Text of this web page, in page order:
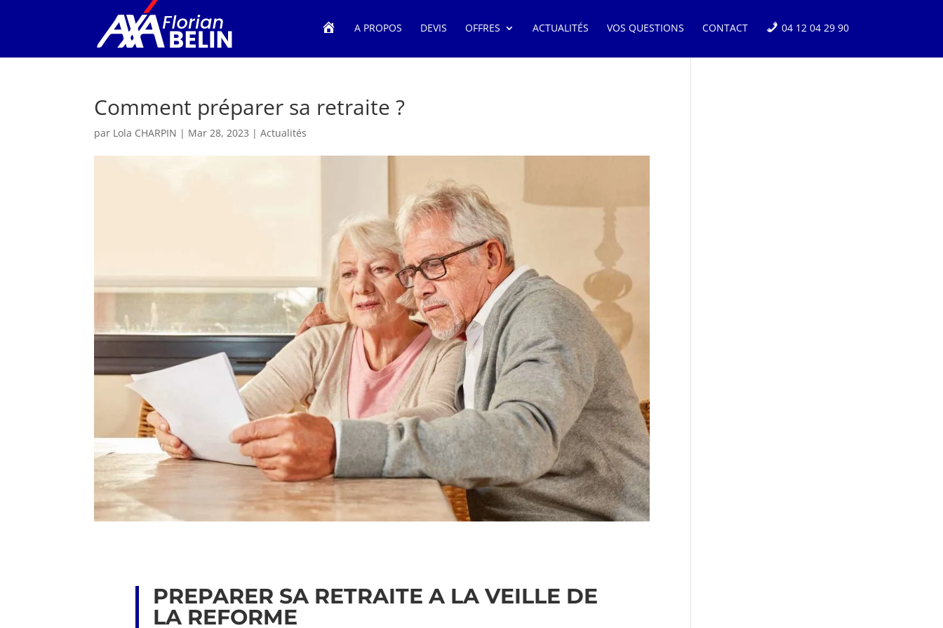
U
A PROPOS DEVIS OFFRES ACTUALITÉS VOS QUESTIONS CONTACT 04 12 04 29 90
Comment préparer sa retraite ?
par Lola CHARPIN | Mar 28, 2023 |Actualités
PREPARER SA RETRAITE A LA VEILLE DE
LA REFORME